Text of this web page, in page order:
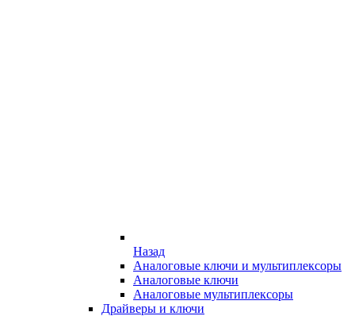
Назад
Аналоговые ключи и мультиплексоры
Аналоговые ключи
Аналоговые мультиплексоры
Драйверы и ключи